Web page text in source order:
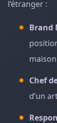
l’étranger :
Brand
maison
Chef
d’un